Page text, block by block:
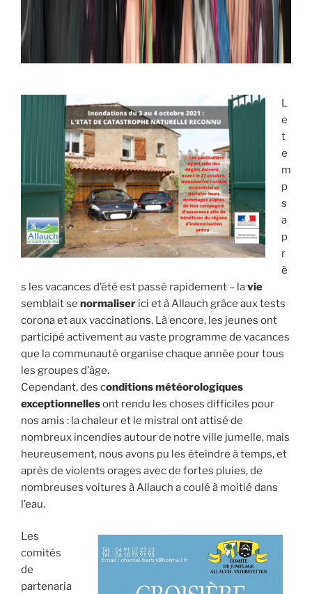
L
e
t
e
m
p
s
a
p
r
è
s les vacances d’été est passé rapidement – lavie
semblait se normaliser ici et à Allauch grâce aux tests
corona et aux vaccinations. Là encore, les jeunes ont
participé activement au vaste programme de vacances
que la communauté organise chaque année pour tous
les groupes d’âge.
Cependant, des conditions météorologiques
exceptionnellesont rendu les choses difficiles pour
nos amis : la chaleur et le mistral ont attisé de
nombreux incendies autour de notre ville jumelle, mais
heureusement, nous avons pu les éteindre à temps, et
après de violents orages avec de fortes pluies, de
nombreuses voitures à Allauch a coulé à moitié dans
l’eau.
Les
comités
de
partenaria